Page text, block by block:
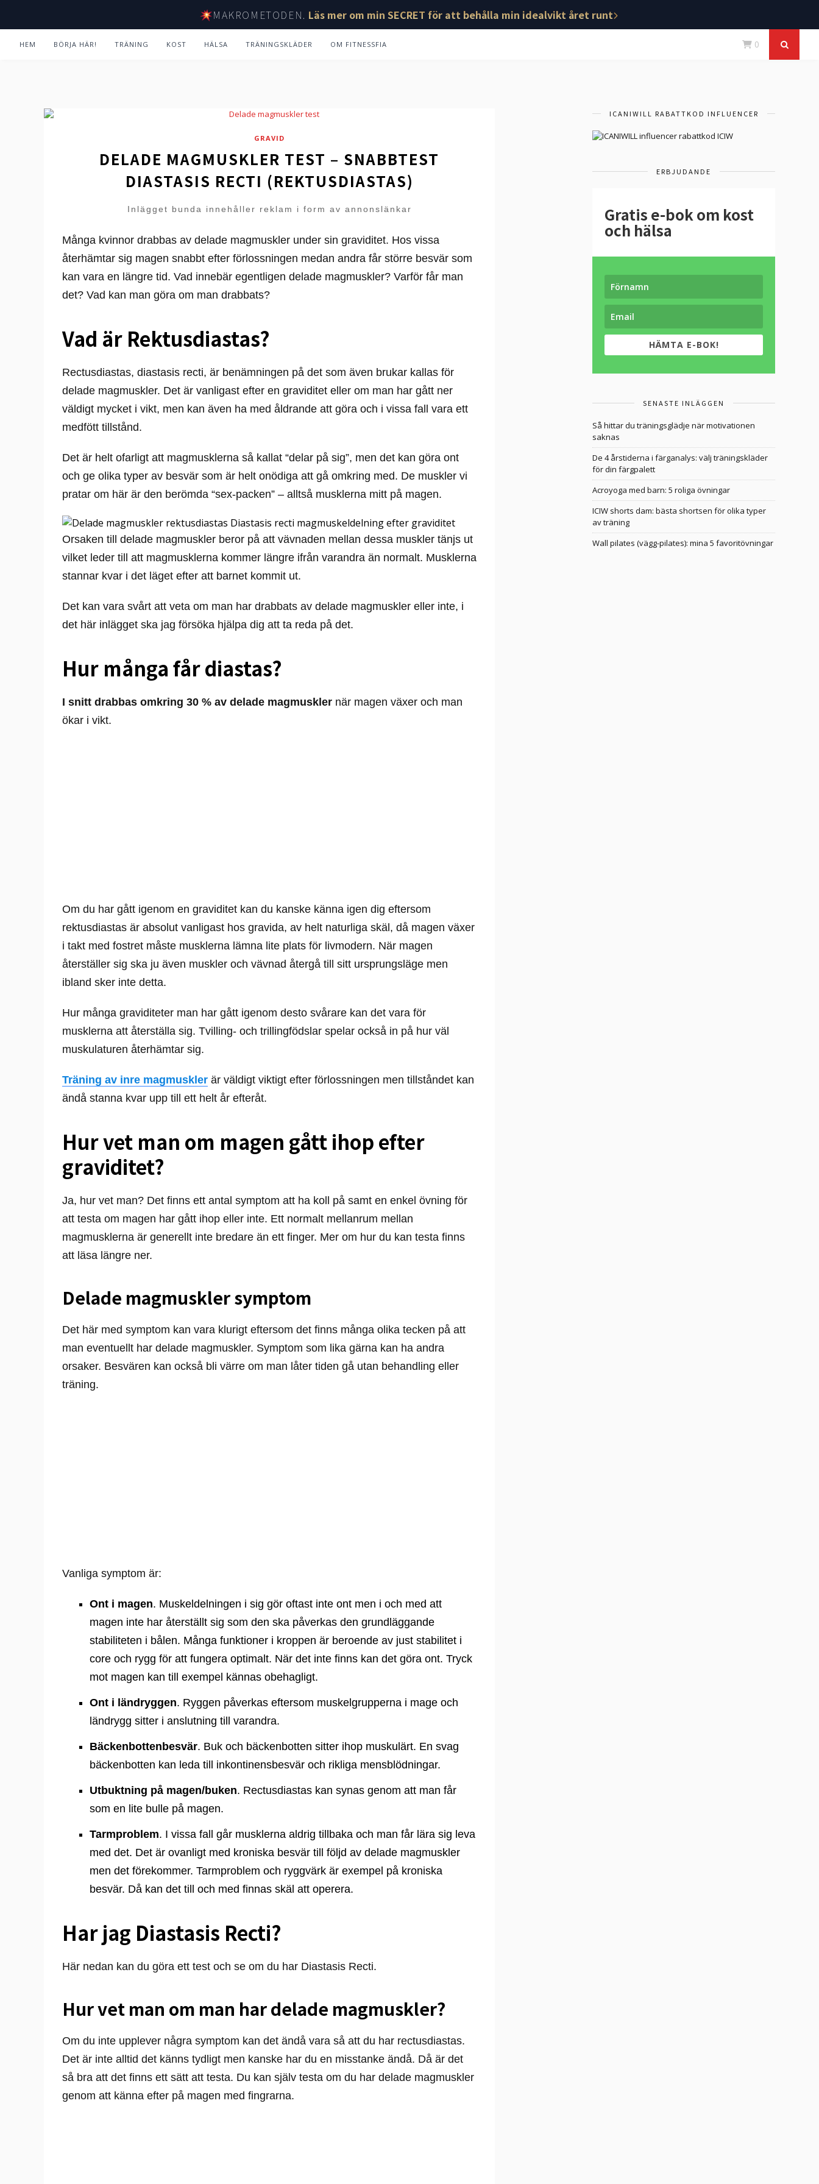
MAKROMETODEN. Läs mer om min SECRET för att behålla min idealvikt året runt
HEM BÖRJA HÄR! TRÄNING KOST HÄLSA TRÄNINGSKLÄDER OM FITNESSFIA 0
GRAVID
DELADE MAGMUSKLER TEST – SNABBTEST
DIASTASIS RECTI (REKTUSDIASTAS)
Inlägget bunda innehåller reklam i form av annonslänkar
Många kvinnor drabbas av delade magmuskler under sin graviditet. Hos vissa
återhämtar sig magen snabbt efter förlossningen medan andra får större besvär som
kan vara en längre tid. Vad innebär egentligen delade magmuskler? Varför får man
det? Vad kan man göra om man drabbats?
Vad är Rektusdiastas?
Rectusdiastas, diastasis recti, är benämningen på det som även brukar kallas för
delade magmuskler. Det är vanligast efter en graviditet eller om man har gått ner
väldigt mycket i vikt, men kan även ha med åldrande att göra och i vissa fall vara ett
medfött tillstånd.
Det är helt ofarligt att magmusklerna så kallat “delar på sig”, men det kan göra ont
och ge olika typer av besvär som är helt onödiga att gå omkring med. De muskler vi
pratar om här är den berömda “sex-packen” – alltså musklerna mitt på magen.
Orsaken till delade magmuskler beror på att vävnaden mellan dessa muskler tänjs ut
vilket leder till att magmusklerna kommer längre ifrån varandra än normalt. Musklerna
stannar kvar i det läget efter att barnet kommit ut.
Det kan vara svårt att veta om man har drabbats av delade magmuskler eller inte, i
det här inlägget ska jag försöka hjälpa dig att ta reda på det.
Hur många får diastas?
I snitt drabbas omkring 30 % av delade magmuskler när magen växer och man
ökar i vikt.
Om du har gått igenom en graviditet kan du kanske känna igen dig eftersom
rektusdiastas är absolut vanligast hos gravida, av helt naturliga skäl, då magen växer
i takt med fostret måste musklerna lämna lite plats för livmodern. När magen
återställer sig ska ju även muskler och vävnad återgå till sitt ursprungsläge men
ibland sker inte detta.
Hur många graviditeter man har gått igenom desto svårare kan det vara för
musklerna att återställa sig. Tvilling- och trillingfödslar spelar också in på hur väl
muskulaturen återhämtar sig.
Träning av inre magmuskler är väldigt viktigt efter förlossningen men tillståndet kan
ändå stanna kvar upp till ett helt år efteråt.
Hur vet man om magen gått ihop efter
graviditet?
Ja, hur vet man? Det finns ett antal symptom att ha koll på samt en enkel övning för
att testa om magen har gått ihop eller inte. Ett normalt mellanrum mellan
magmusklerna är generellt inte bredare än ett finger. Mer om hur du kan testa finns
att läsa längre ner.
Delade magmuskler symptom
Det här med symptom kan vara klurigt eftersom det finns många olika tecken på att
man eventuellt har delade magmuskler. Symptom som lika gärna kan ha andra
orsaker. Besvären kan också bli värre om man låter tiden gå utan behandling eller
träning.
Vanliga symptom är:
Ont i magen. Muskeldelningen i sig gör oftast inte ont men i och med att
magen inte har återställt sig som den ska påverkas den grundläggande
stabiliteten i bålen. Många funktioner i kroppen är beroende av just stabilitet i
core och rygg för att fungera optimalt. När det inte finns kan det göra ont. Tryck
mot magen kan till exempel kännas obehagligt.
Ont i ländryggen. Ryggen påverkas eftersom muskelgrupperna i mage och
ländrygg sitter i anslutning till varandra.
Bäckenbottenbesvär. Buk och bäckenbotten sitter ihop muskulärt. En svag
bäckenbotten kan leda till inkontinensbesvär och rikliga mensblödningar.
Utbuktning på magen/buken. Rectusdiastas kan synas genom att man får
som en lite bulle på magen.
Tarmproblem. I vissa fall går musklerna aldrig tillbaka och man får lära sig leva
med det. Det är ovanligt med kroniska besvär till följd av delade magmuskler
men det förekommer. Tarmproblem och ryggvärk är exempel på kroniska
besvär. Då kan det till och med finnas skäl att operera.
Har jag Diastasis Recti?
Här nedan kan du göra ett test och se om du har Diastasis Recti.
Hur vet man om man har delade magmuskler?
Om du inte upplever några symptom kan det ändå vara så att du har rectusdiastas.
Det är inte alltid det känns tydligt men kanske har du en misstanke ändå. Då är det
så bra att det finns ett sätt att testa. Du kan själv testa om du har delade magmuskler
genom att känna efter på magen med fingrarna.
ICANIWILL RABATTKOD INFLUENCER
ERBJUDANDE
Gratis e-bok om kost
och hälsa
HÄMTA E-BOK!
SENASTE INLÄGGEN
Så hittar du träningsglädje när motivationen
saknas
De 4 årstiderna i färganalys: välj träningskläder
för din färgpalett
Acroyoga med barn: 5 roliga övningar
ICIW shorts dam: bästa shortsen för olika typer
av träning
Wall pilates (vägg-pilates): mina 5 favoritövningar